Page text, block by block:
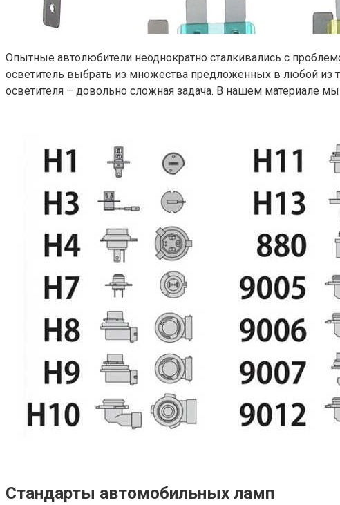
Опытные автолюбители неоднократно сталкивались с
осветитель выбрать из множества предложенных в любой из
осветителя – довольно сложная задача. В нашем материале
Стандарты автомобильных ламп